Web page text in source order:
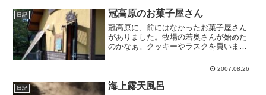
日記 冠高原のお菓子屋さん
冠高原に、前にはなかったお菓子屋さん
がありました。牧場の若奥さんが始めた
のかなぁ。クッキーやラスクを買いまし
2007.08.26
日記 海上露天風呂